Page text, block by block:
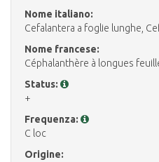
Nome italiano:
Cefalantera a foglie lunghe,
Nome francese:
Céphalanthère à longues
Status:
+
Frequenza:
C loc
Origine: